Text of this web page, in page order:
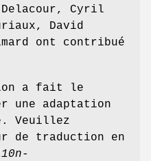
Delacour, Cyril
David
ont contribué
a fait le
une adaptation
Veuillez
de traduction en